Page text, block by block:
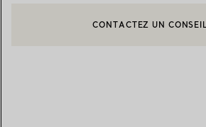
CONTACTER UN CONSEILLER
CONTACTEZ UN